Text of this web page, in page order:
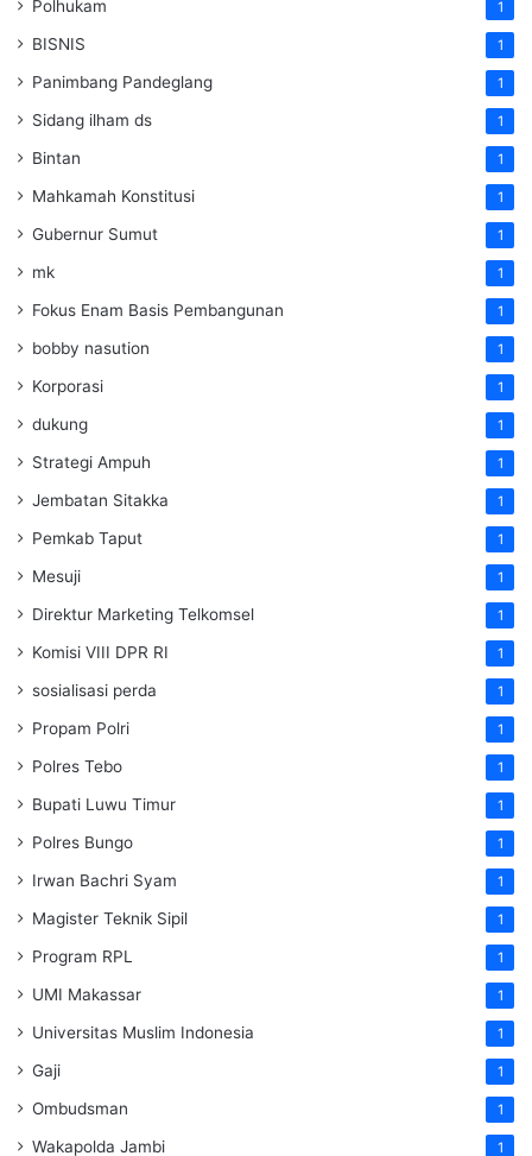
Polhukam 1
BISNIS 1
Panimbang Pandeglang 1
Sidang ilham ds 1
Bintan 1
Mahkamah Konstitusi 1
Gubernur Sumut 1
mk 1
Fokus Enam Basis Pembangunan 1
bobby nasution 1
Korporasi 1
dukung 1
Strategi Ampuh 1
Jembatan Sitakka 1
Pemkab Taput 1
Mesuji 1
Direktur Marketing Telkomsel 1
Komisi VIII DPR RI 1
sosialisasi perda 1
Propam Polri 1
Polres Tebo 1
Bupati Luwu Timur 1
Polres Bungo 1
Irwan Bachri Syam 1
Magister Teknik Sipil 1
Program RPL 1
UMI Makassar 1
Universitas Muslim Indonesia 1
Gaji 1
Ombudsman 1
Wakapolda Jambi 1